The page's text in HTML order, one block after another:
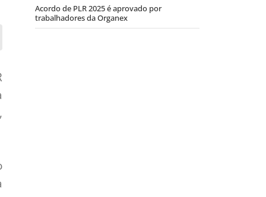
Acordo de PLR 2025 é aprovado por
trabalhadores da Organex